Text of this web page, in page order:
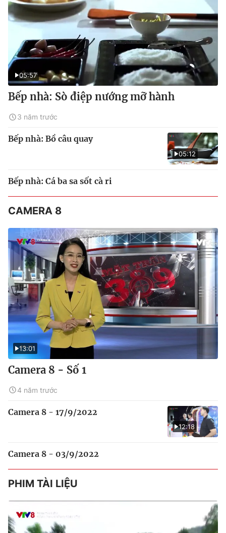
05:57
Bếp nhà: Sò điệp nướng mỡ hành
3 năm trước
05:12
Bếp nhà: Bồ câu quay
Bếp nhà: Cá ba sa sốt cà ri
CAMERA 8
13:01
Camera 8 - Số 1
4 năm trước
12:18
Camera 8 - 17/9/2022
Camera 8 - 03/9/2022
PHIM TÀI LIỆU